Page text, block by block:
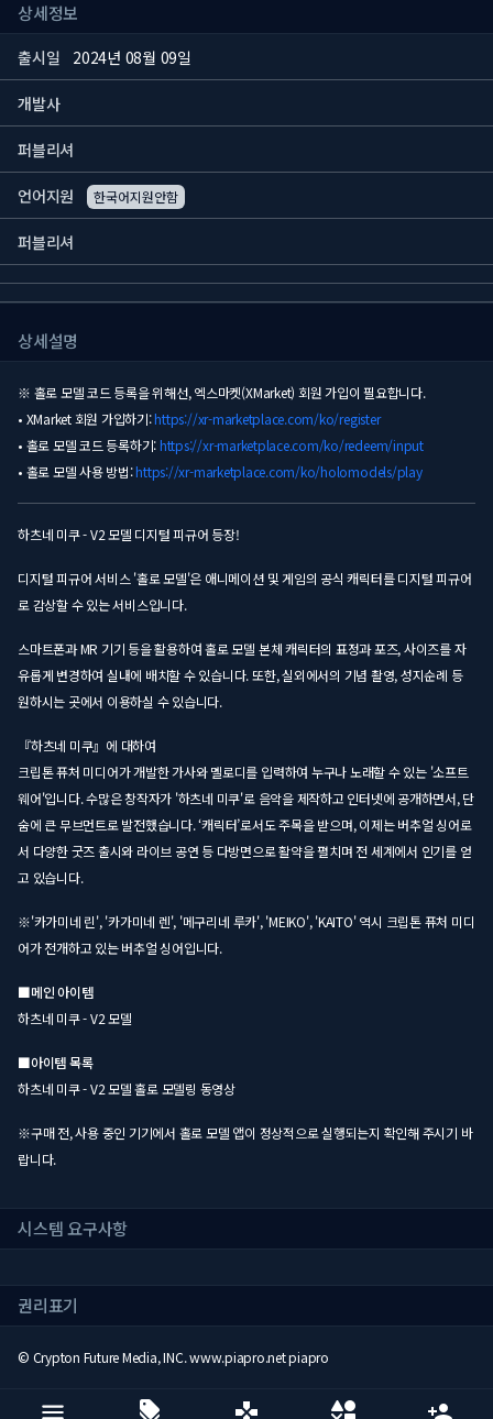
상세정보
출시일 2024년 08월 09일
개발사
퍼블리셔
언어지원 한국어지원안함
퍼블리셔
상세설명
※ 홀로 모델 코드 등록을 위해선, 엑스마켓(XMarket) 회원 가입이 필요합니다.
• XMarket 회원 가입하기:https://xr-marketplace.com/ko/register
• 홀로 모델 코드 등록하기:https://xr-marketplace.com/ko/redeem/input
• 홀로 모델 사용 방법:https://xr-marketplace.com/ko/holomodels/play
하츠네 미쿠 - V2 모델 디지털 피규어 등장!
디지털 피규어 서비스 '홀로 모델'은 애니메이션 및 게임의 공식 캐릭터를 디지털 피규어
로 감상할 수 있는 서비스입니다.
스마트폰과 MR 기기 등을 활용하여 홀로 모델 본체 캐릭터의 표정과 포즈, 사이즈를 자
유롭게 변경하여 실내에 배치할 수 있습니다. 또한, 실외에서의 기념 촬영, 성지순례 등
원하시는 곳에서 이용하실 수 있습니다.
『하츠네 미쿠』에 대하여
크립톤 퓨처 미디어가 개발한 가사와 멜로디를 입력하여 누구나 노래할 수 있는 '소프트
웨어'입니다. 수많은 창작자가 '하츠네 미쿠'로 음악을 제작하고 인터넷에 공개하면서, 단
숨에 큰 무브먼트로 발전했습니다. ‘캐릭터’로서도 주목을 받으며, 이제는 버추얼 싱어로
서 다양한 굿즈 출시와 라이브 공연 등 다방면으로 활약을 펼치며 전 세계에서 인기를 얻
고 있습니다.
※'카가미네 린', '카가미네 렌', '메구리네 루카', 'MEIKO', 'KAITO' 역시 크립톤 퓨처 미디
어가 전개하고 있는 버추얼 싱어입니다.
■메인 아이템
하츠네 미쿠 - V2 모델
■아이템 목록
하츠네 미쿠 - V2 모델 홀로 모델링 동영상
※구매 전, 사용 중인 기기에서 홀로 모델 앱이 정상적으로 실행되는지 확인해 주시기 바
랍니다.
시스템 요구사항
권리표기
© Crypton Future Media, INC. www.piapro.net piapro